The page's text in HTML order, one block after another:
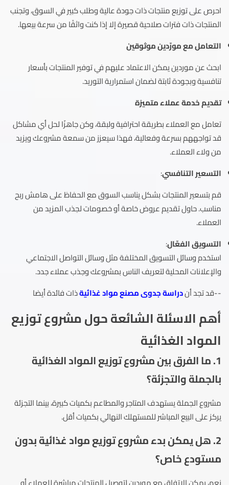
احرص على توزيع منتجات ذات جودة عالية وطلب كبير في السوق، وتجنب
المنتجات ذات فترات صلاحية قصيرة إلا إذا كنت واثقًا من سرعة بيعها.
التعامل مع مورّدين موثوقين
ابحث عن موردين يمكن الاعتماد عليهم في توفير المنتجات بأسعار
تنافسية وبجودة ثابتة لضمان استمرارية التوريد.
تقديم خدمة عملاء متميزة
تعامل مع العملاء بطريقة احترافية ولبقة، وكن جاهزًا لحل أي مشاكل
قد تواجههم بسرعة وفعالية، فهذا سيعزز من سمعة مشروعك ويزيد
من ولاء العملاء.
التسعير التنافسي:
قم بتسعير المنتجات بشكل يناسب السوق مع الحفاظ على هامش ربح
مناسب. حاول تقديم عروض خاصة أو خصومات لجذب المزيد من
العملاء.
التسويق الفعّال:
استخدم وسائل التسويق المختلفة مثل وسائل التواصل الاجتماعي
والإعلانات المحلية لتعريف الناس بمشروعك وجذب عملاء جدد.
--قد تجد أندراسة جدوى مصنع مواد غذائيةذات فائدة أيضا
أهم الاسئلة الشائعة حولمشروع توزيع
المواد الغذائية
1. ما الفرق بين مشروع توزيع المواد الغذائية
بالجملة والتجزئة؟
مشروع الجملة يستهدف المتاجر والمطاعم بكميات كبيرة، بينما التجزئة
يركز على البيع المباشر للمستهلك النهائي بكميات أقل.
2. هل يمكن بدء مشروع توزيع مواد غذائية بدون
مستودع خاص؟